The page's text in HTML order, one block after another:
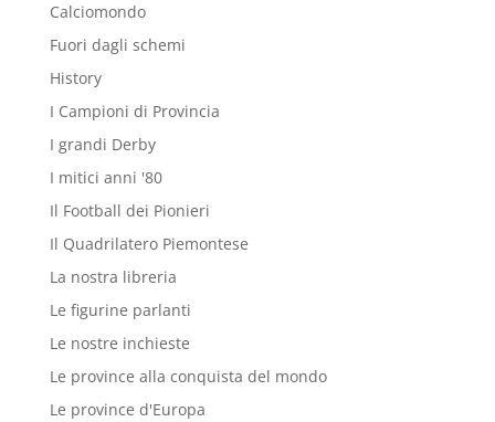
Calciomondo
Fuori dagli schemi
History
I Campioni di Provincia
I grandi Derby
I mitici anni '80
Il Football dei Pionieri
Il Quadrilatero Piemontese
La nostra libreria
Le figurine parlanti
Le nostre inchieste
Le province alla conquista del mondo
Le province d'Europa